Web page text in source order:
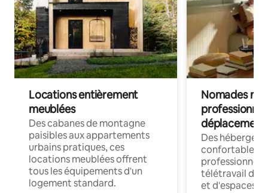
Locations entièrement
meublées
Des cabanes de montagne
paisibles aux appartements
urbains pratiques, ces
locations meublées offrent
tous les équipements d'un
logement standard.
Nomades
déplacement
Des
confortables
professionnels
télétravail
et d'espaces